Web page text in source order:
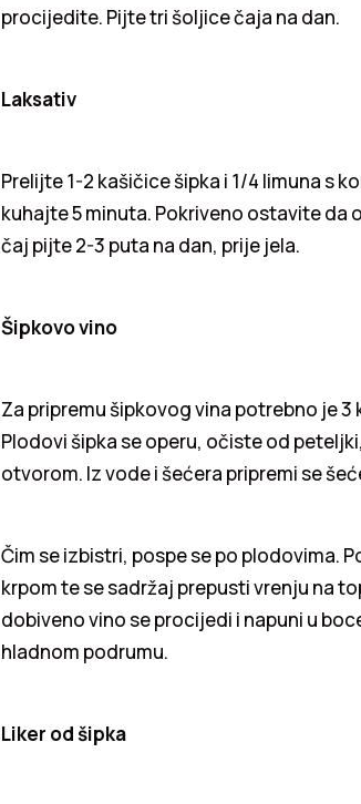
procijedite. Pijte tri šoljice čaja na dan.
Laksativ
Prelijte 1-2 kašičice šipka i 1/4 limuna s
kuhajte 5 minuta. Pokriveno ostavite da
čaj pijte 2-3 puta na dan, prije jela.
Šipkovo vino
Za pripremu šipkovog vina potrebno je 3
Plodovi šipka se operu, očiste od
otvorom. Iz vode i šećera pripremi se
Čim se izbistri, pospe se po plodovima.
krpom te se sadržaj prepusti vrenju na
dobiveno vino se procijedi i napuni u
hladnom podrumu.
Liker od šipka